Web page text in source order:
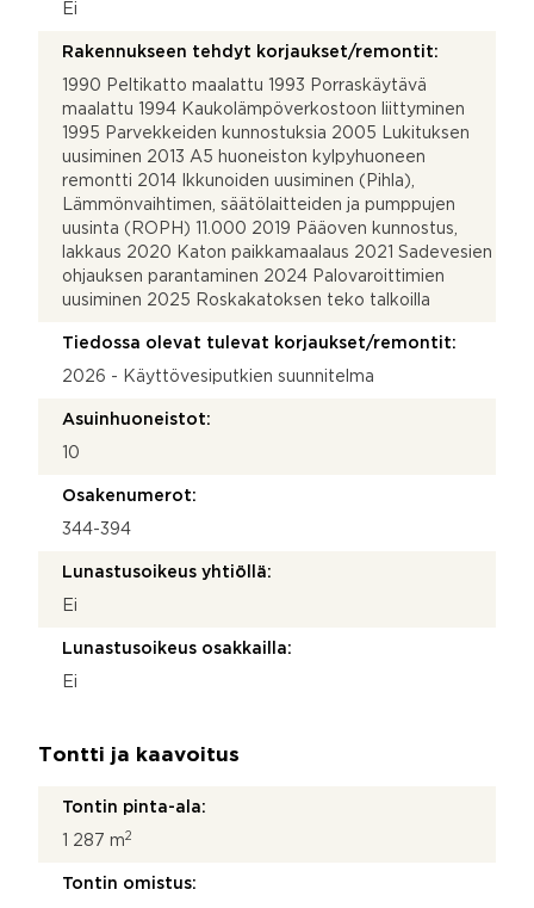
Ei
Rakennukseen tehdyt korjaukset/remontit:
1990 Peltikatto maalattu 1993 Porraskäytävä
maalattu 1994 Kaukolämpöverkostoon liittyminen
1995 Parvekkeiden kunnostuksia 2005 Lukituksen
uusiminen 2013 A5 huoneiston kylpyhuoneen
remontti 2014 Ikkunoiden uusiminen (Pihla),
Lämmönvaihtimen, säätölaitteiden ja pumppujen
uusinta (ROPH) 11.000 2019 Pääoven kunnostus,
lakkaus 2020 Katon paikkamaalaus 2021 Sadevesien
ohjauksen parantaminen 2024 Palovaroittimien
uusiminen 2025 Roskakatoksen teko talkoilla
Tiedossa olevat tulevat korjaukset/remontit:
2026 - Käyttövesiputkien suunnitelma
Asuinhuoneistot:
10
Osakenumerot:
344-394
Lunastusoikeus yhtiöllä:
Ei
Lunastusoikeus osakkailla:
Ei
Tontti ja kaavoitus
Tontin pinta-ala:
1 287 m2
Tontin omistus: